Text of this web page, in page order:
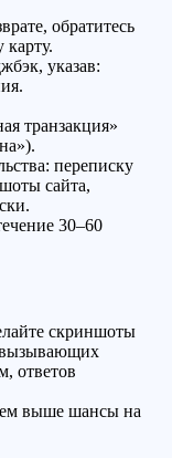
обратитесь
указав:
транзакция»
переписку
сайта,
30–60
скриншоты
вызывающих
ответов
выше шансы на